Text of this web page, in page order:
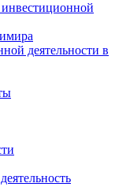
инвестиционной
деятельности в